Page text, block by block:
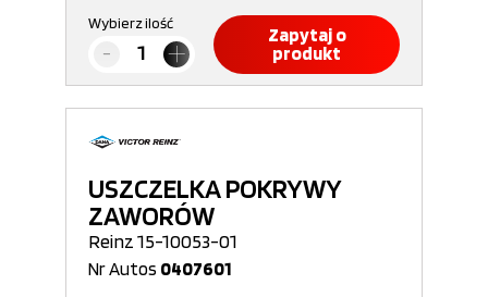
Wybierz ilość
Zapytaj o
produkt
USZCZELKA POKRYWY
ZAWORÓW
Reinz 15-10053-01
Nr Autos 0407601